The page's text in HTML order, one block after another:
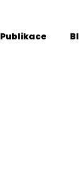
Publikace